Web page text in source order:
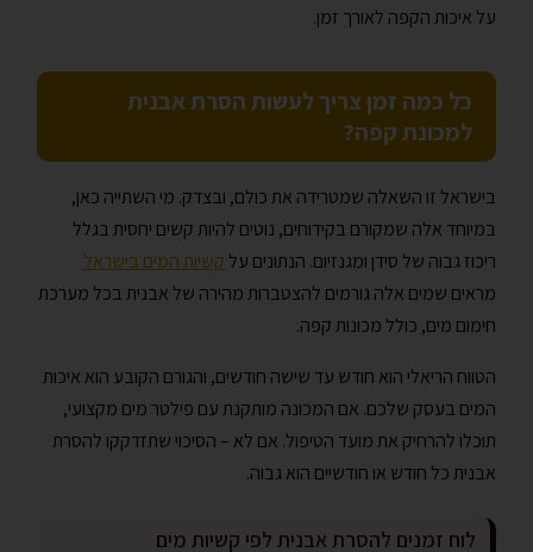
על איכות הקפה לאורך זמן.
כל כמה זמן צריך לעשות הסרת אבנית
למכונת קפה?
בישראל זו השאלה שמטרידה את כולם, ובצדק. מי השתייה כאן,
במיוחד אלה שמקורם בקידוחים, נוטים להיות קשים יחסית בגלל
ריכוז גבוה של סידן ומגנזיום. הנתונים על קשיות המים בישראל
מראים שמים אלה גורמים להצטברות מהירה של אבנית בכל מערכת
חימום מים, כולל מכונות קפה.
הטווח הריאלי הוא חודש עד שישה חודשים, והגורם הקובע הוא איכות
המים בעסק שלכם. אם המכונה מותקנת עם פילטר מים מקצועי,
תוכלו להרחיק את מועד הטיפול. אם לא – הסיכוי שתזדקקו להסרת
אבנית כל חודש או חודשיים הוא גבוה.
לוח זמנים להסרת אבנית לפי קשיות מים